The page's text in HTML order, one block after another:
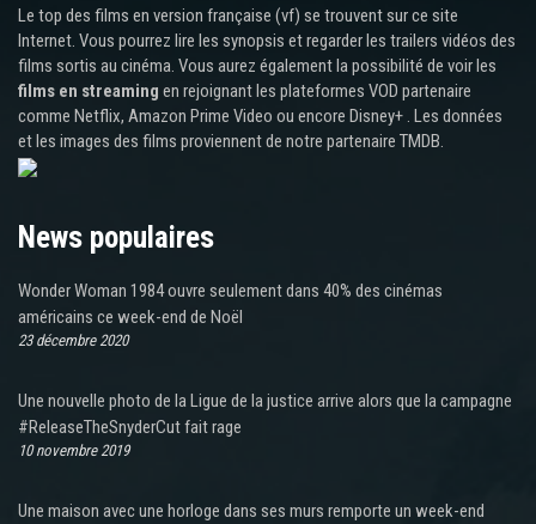
Le top des films en version française (vf) se trouvent sur ce site
Internet. Vous pourrez lire les synopsis et regarder les trailers vidéos des
films sortis au cinéma. Vous aurez également la possibilité de voir les
films en streaming en rejoignant les plateformes VOD partenaire
comme Netflix, Amazon Prime Video ou encore Disney+ . Les données
et les images des films proviennent de notre partenaire TMDB.
News populaires
Wonder Woman 1984 ouvre seulement dans 40% des cinémas
américains ce week-end de Noël
23 décembre 2020
Une nouvelle photo de la Ligue de la justice arrive alors que la campagne
#ReleaseTheSnyderCut fait rage
10 novembre 2019
Une maison avec une horloge dans ses murs remporte un week-end